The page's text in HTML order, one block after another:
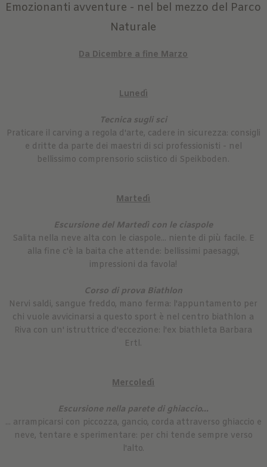
Emozionanti avventure - nel bel mezzo del Parco
Naturale
Da Dicembre a fine Marzo
Lunedì
Tecnica sugli sci
Praticare il carving a regola d'arte, cadere in sicurezza: consigli
e dritte da parte dei maestri di sci professionisti - nel
bellissimo comprensorio sciistico di Speikboden.
Martedì
Escursione del Martedì con le ciaspole
Salita nella neve alta con le ciaspole... niente di più facile. E
alla fine c'è la baita che attende: bellissimi paesaggi,
impressioni da favola!
Corso di prova Biathlon
Nervi saldi, sangue freddo, mano ferma: l'appuntamento per
chi vuole avvicinarsi a questo sport è nel centro biathlon a
Riva con un' istruttrice d'eccezione: l'ex biathleta Barbara
Ertl.
Mercoledì
Escursione nella parete di ghiaccio...
... arrampicarsi con piccozza, gancio, corda attraverso ghiaccio e
neve, tentare e sperimentare: per chi tende sempre verso
l'alto.